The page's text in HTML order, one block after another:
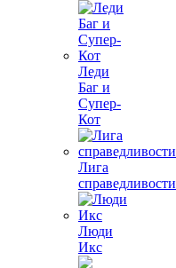
Леди
Баг и
Супер-
Кот
Лига
справедливости
Люди
Икс